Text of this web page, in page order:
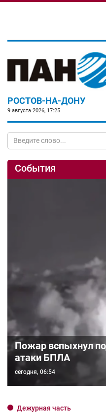
РОСТОВ-НА-ДОНУ
9 августа 2026, 17:25
События
Пожар вспыхнул
атаки БПЛА
сегодня, 06:54
Дежурная часть